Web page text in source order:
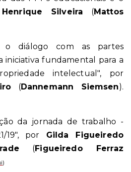
Henrique Silveira (Mattos
diálogo com as partes
iniciativa fundamental para a
intelectual", por
(Dannemann Siemsen).
da jornada de trabalho -
19", por Gilda Figueiredo
(Figueiredo Ferraz
)